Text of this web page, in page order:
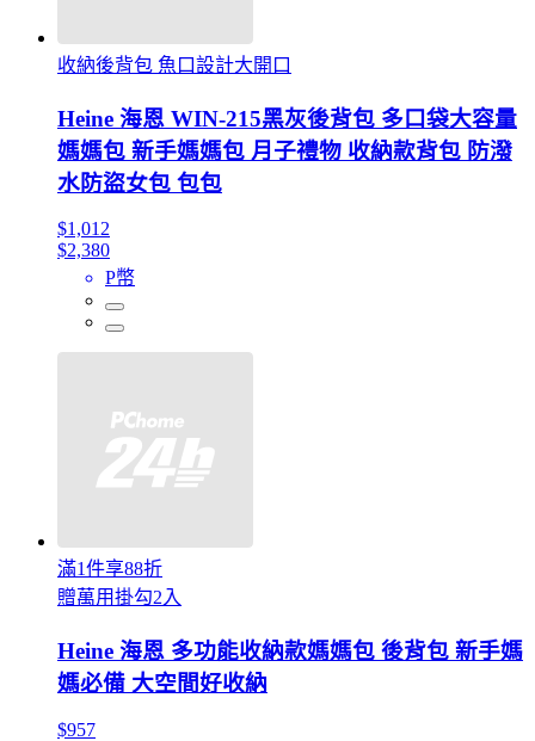
收納後背包 魚口設計大開口
Heine 海恩 WIN-215黑灰後背包 多口袋大容量
媽媽包 新手媽媽包 月子禮物 收納款背包 防潑
水防盜女包 包包
$1,012
$2,380
P幣
滿1件享88折
贈萬用掛勾2入
Heine 海恩 多功能收納款媽媽包 後背包 新手媽
媽必備 大空間好收納
$957